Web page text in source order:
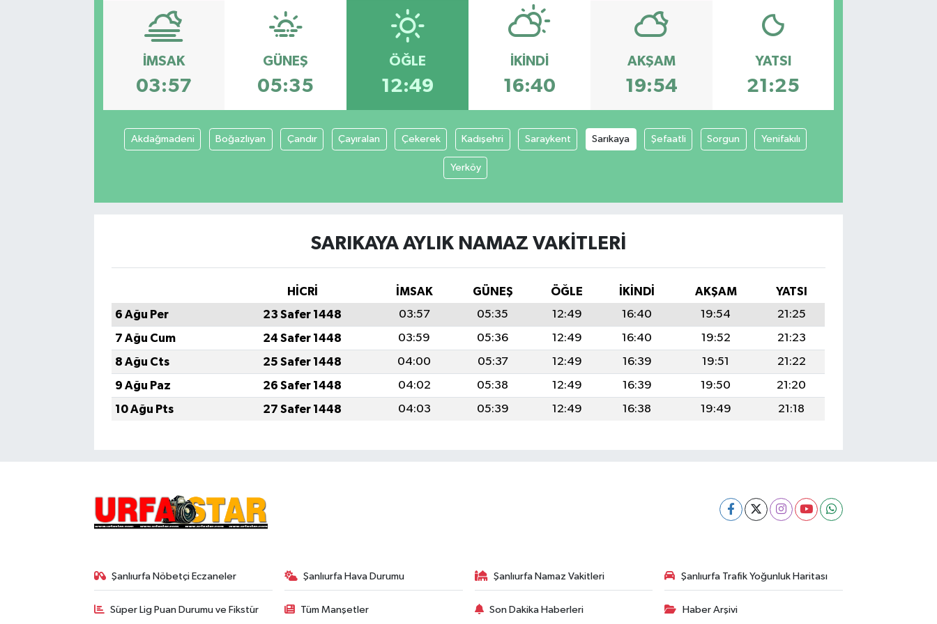
İMSAK
03:57
GÜNEŞ
05:35
ÖĞLE
12:49
İKINDI
16:40
AKŞAM
19:54
YATSI
21:25
Akdağmadeni Boğazlıyan Çandır Çayıralan Çekerek Kadışehri Saraykent Sarıkaya Şefaatli Sorgun Yenifakılı
Yerköy
SARIKAYA AYLIK NAMAZ VAKITLERI
HİCRİ İMSAK GÜNEŞ ÖĞLE İKINDI AKŞAM
YATSI
6 Ağu Per
23 Safer 1448 03:57 05:35 12:49 16:40 19:54
21:25
7 Ağu Cum
24 Safer 1448 03:59 05:36 12:49 16:40 19:52
21:23
8 Ağu Cts
25 Safer 1448 04:00 05:37 12:49 16:39 19:51
21:22
9 Ağu Paz
26 Safer 1448 04:02 05:38 12:49 16:39 19:50
21:20
10 Ağu Pts
27 Safer 1448 04:03 05:39 12:49 16:38 19:49 21:18
Şanlıurfa Nöbetçi Eczaneler Şanlıurfa Hava Durumu Şanlıurfa Namaz Vakitleri Şanlıurfa Trafik Yoğunluk Haritası
Süper Lig Puan Durumu ve Fikstür Tüm Manşetler Son Dakika Haberleri Haber Arşivi